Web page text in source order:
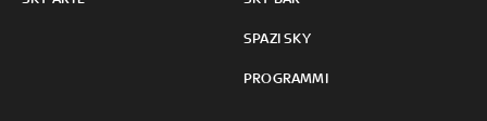
SPAZI SKY
PROGRAMMI